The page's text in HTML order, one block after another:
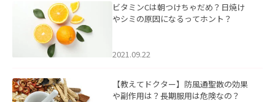
ビタミンCは朝つけちゃだめ？日焼け
やシミの原因になるってホント？
2021.09.22
【教えてドクター】防風通聖散の効果
や副作用は？長期服用は危険なの？